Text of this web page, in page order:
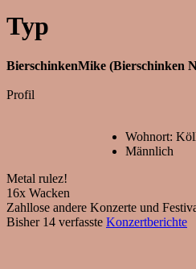
Typ
BierschinkenMike (Bierschinken
Profil
Wohnort:
Männlich
Metal rulez!
16x Wacken
Zahllose andere Konzerte und
Bisher 14 verfasste Konzertberichte